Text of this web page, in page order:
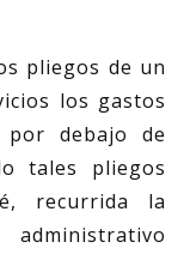
pliegos de un
los gastos
por debajo de
tales pliegos
recurrida la